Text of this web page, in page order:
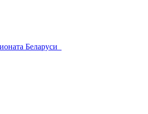
Беларуси